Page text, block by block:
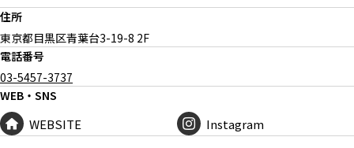
住所
東京都目黒区青葉台3-19-8 2F
電話番号
03-5457-3737
WEB・SNS
WEBSITE Instagram